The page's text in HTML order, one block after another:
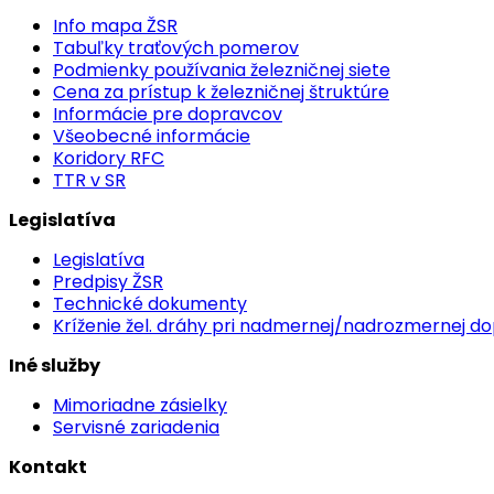
Info mapa ŽSR
Tabuľky traťových pomerov
Podmienky používania železničnej siete
Cena za prístup k železničnej štruktúre
Informácie pre dopravcov
Všeobecné informácie
Koridory RFC
TTR v SR
Legislatíva
Legislatíva
Predpisy ŽSR
Technické dokumenty
Kríženie žel. dráhy pri nadmernej/nadrozmernej
Iné služby
Mimoriadne zásielky
Servisné zariadenia
Kontakt